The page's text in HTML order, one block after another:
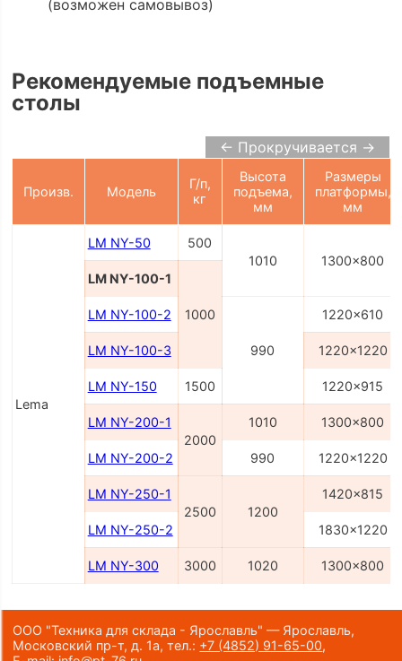
(возможен самовывоз)
Рекомендуемые подъемные
столы
← Прокручивается →
Произв. Модель
Г/п,
кг
Высота
подъема,
мм
Размеры
платформы,
мм
Lema
LM NY-50
500
1010
1300x800
LM NY-100-1
1000
LM NY-100-2
990
1220x610
LM NY-100-3 1220x1220
LM NY-150 1500 1220x915
LM NY-200-1
2000
1010 1300x800
LM NY-200-2 990 1220x1220
LM NY-250-1
2500
1200
1420x815
LM NY-250-2 1830x1220
LM NY-300 3000 1020 1300x800
ООО "Техника для склада - Ярославль" — Ярославль,
Московский пр-т, д. 1а,тел.: +7 (4852) 91-65-00,